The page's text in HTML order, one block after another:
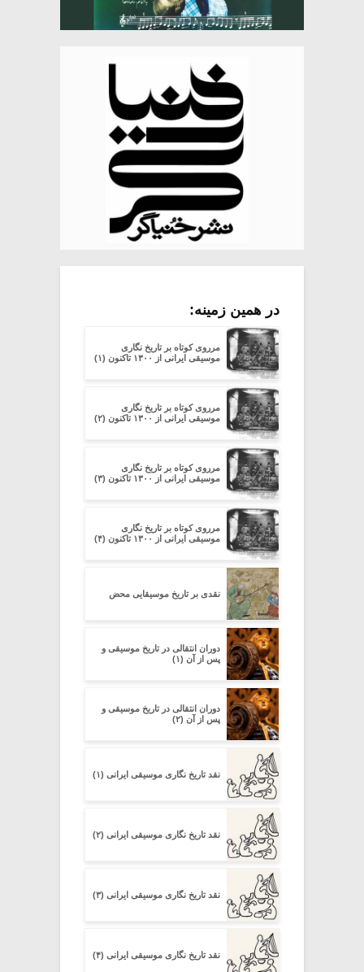
در همین زمینه:
مرروی کوتاه بر تاریخ نگاری
موسیقی ایرانی از ۱۳۰۰ تاکنون (۱)
مرروی کوتاه بر تاریخ نگاری
موسیقی ایرانی از ۱۳۰۰ تاکنون (۲)
مرروی کوتاه بر تاریخ نگاری
موسیقی ایرانی از ۱۳۰۰ تاکنون (۳)
مرروی کوتاه بر تاریخ نگاری
موسیقی ایرانی از ۱۳۰۰ تاکنون (۴)
نقدی بر تاریخ موسیقایی محض
دوران انتقالی در تاریخ موسیقی و
پس از آن (۱)
دوران انتقالی در تاریخ موسیقی و
پس از آن (۲)
نقد تاریخ نگاری موسیقی ایرانی (۱)
نقد تاریخ نگاری موسیقی ایرانی (۲)
نقد تاریخ نگاری موسیقی ایرانی (۳)
نقد تاریخ نگاری موسیقی ایرانی (۴)